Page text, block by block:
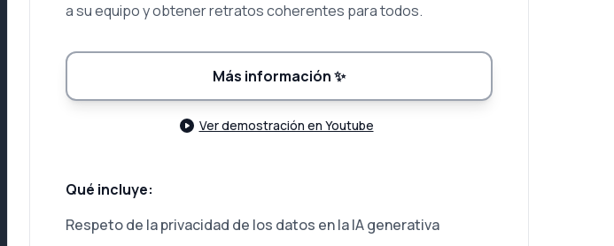
a su equipo y obtener retratos coherentes para todos.
Más información✨
Ver demostración en Youtube
Qué incluye:
Respeto de la privacidad de los datos en la IA generativa